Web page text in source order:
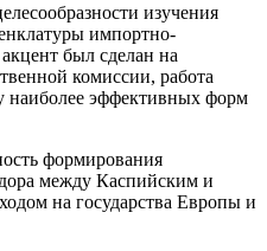
изучения
импортно-
был сделан на
комиссии, работа
наиболее эффективных форм
формирования
между Каспийским и
на государства Европы и